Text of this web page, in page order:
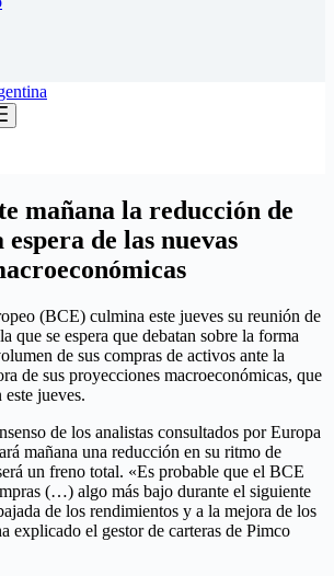
mañana la reducción de
de las nuevas
(BCE) culmina este jueves su reunión de
que se espera que debatan sobre la forma
de sus compras de activos ante la
de sus proyecciones macroeconómicas, que
jueves.
de los analistas consultados por Europa
mañana una reducción en su ritmo de
un freno total. «Es probable que el BCE
(…) algo más bajo durante el siguiente
de los rendimientos y a la mejora de los
explicado el gestor de carteras de Pimco